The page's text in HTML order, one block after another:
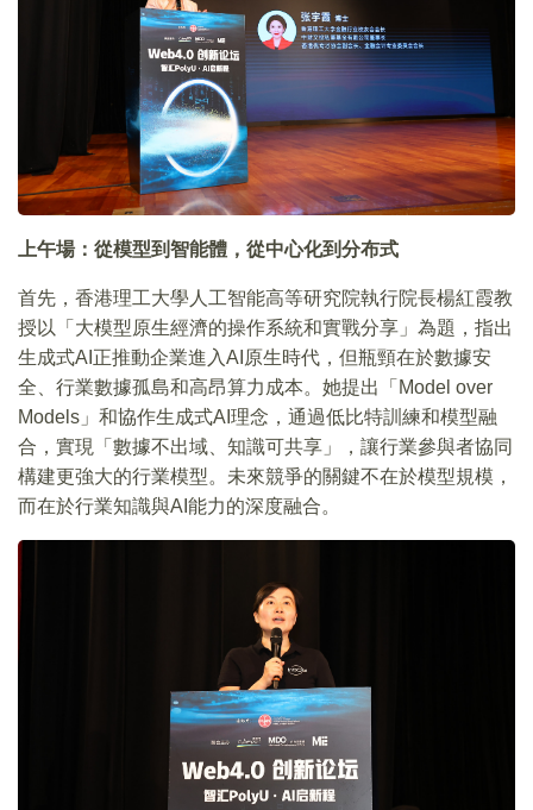
上午場：從模型到智能體，從中心化到分布式
首先，香港理工大學人工智能高等研究院執行院長楊紅霞教
授以「大模型原生經濟的操作系統和實戰分享」為題，指出
生成式AI正推動企業進入AI原生時代，但瓶頸在於數據安
全、行業數據孤島和高昂算力成本。她提出「Model over
Models」和協作生成式AI理念，通過低比特訓練和模型融
合，實現「數據不出域、知識可共享」，讓行業參與者協同
構建更強大的行業模型。未來競爭的關鍵不在於模型規模，
而在於行業知識與AI能力的深度融合。